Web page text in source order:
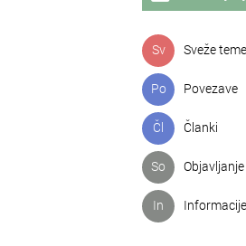
Sv Sveže
Po Povezave
Čl Članki
So
In